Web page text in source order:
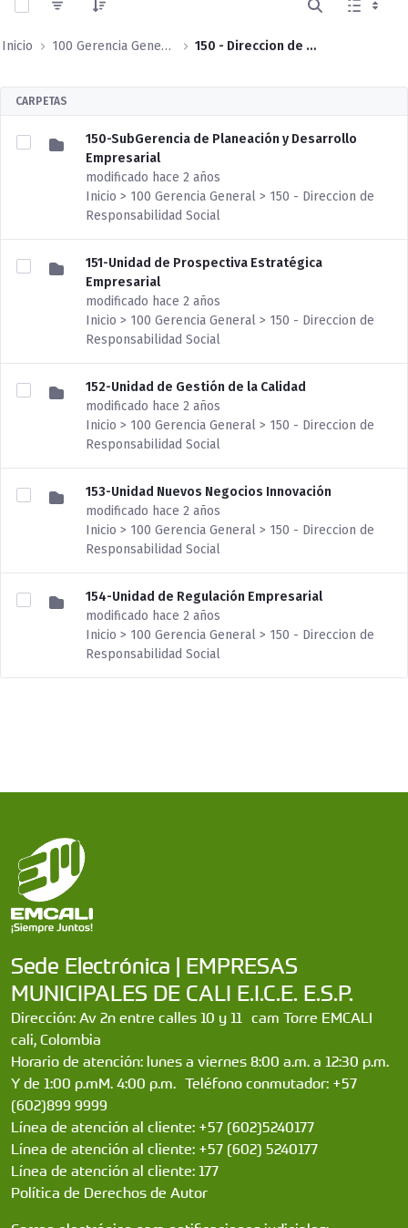
Inicio 100 Gerencia General 150 - Direccion de Responsabilidad Social
CARPETAS
150-SubGerencia de Planeación y Desarrollo
Empresarial
modificado hace 2 años
Inicio > 100 Gerencia General > 150 - Direccion de
Responsabilidad Social
151-Unidad de Prospectiva Estratégica
Empresarial
modificado hace 2 años
Inicio > 100 Gerencia General > 150 - Direccion de
Responsabilidad Social
152-Unidad de Gestión de la Calidad
modificado hace 2 años
Inicio > 100 Gerencia General > 150 - Direccion de
Responsabilidad Social
153-Unidad Nuevos Negocios Innovación
modificado hace 2 años
Inicio > 100 Gerencia General > 150 - Direccion de
Responsabilidad Social
154-Unidad de Regulación Empresarial
modificado hace 2 años
Inicio > 100 Gerencia General > 150 - Direccion de
Responsabilidad Social
Sede Electrónica | EMPRESAS
MUNICIPALES DE CALI E.I.C.E. E.S.P.
Dirección: Av 2n entre calles 10 y 11 cam Torre EMCALI
cali, Colombia
Horario de atención: lunes a viernes 8:00 a.m. a 12:30 p.m.
Y de 1:00 p.mM. 4:00 p.m. Teléfono conmutador: +57
(602)899 9999
Línea de atención al cliente: +57 (602)5240177
Línea de atención al cliente: +57 (602) 5240177
Línea de atención al cliente: 177
Política de Derechos de Autor